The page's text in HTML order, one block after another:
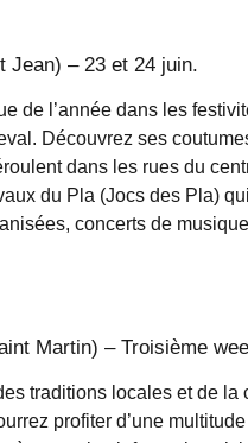
Jean) – 23 et 24 juin.
de l’année dans les
Découvrez ses
dans les rues du
du Pla (Jocs des Pla)
concerts de
Martin) – Troisième
traditions locales et de
profiter d’une